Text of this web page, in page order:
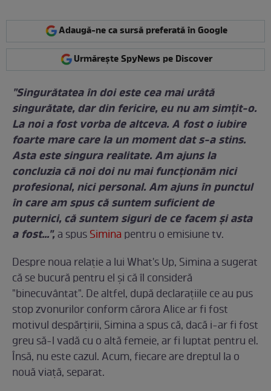
Adaugă-ne ca sursă preferată în Google
Urmărește SpyNews pe Discover
"Singurătatea în doi este cea mai urâtă
singurătate, dar din fericire, eu nu am simţit-o.
La noi a fost vorba de altceva. A fost o iubire
foarte mare care la un moment dat s-a stins.
Asta este singura realitate. Am ajuns la
concluzia că noi doi nu mai funcţionăm nici
profesional, nici personal. Am ajuns în punctul
în care am spus că suntem suficient de
puternici, că suntem siguri de ce facem şi asta
a fost...",a spusSimina pentru o emisiune tv.
Despre noua relaţie a lui What's Up, Simina a sugerat
că se bucură pentru el şi că îl consideră
"binecuvântat". De altfel, după declaraţiile ce au pus
stop zvonurilor conform cărora Alice ar fi fost
motivul despărţirii, Simina a spus că, dacă i-ar fi fost
greu să-l vadă cu o altă femeie, ar fi luptat pentru el.
Însă, nu este cazul. Acum, fiecare are dreptul la o
nouă viaţă, separat.